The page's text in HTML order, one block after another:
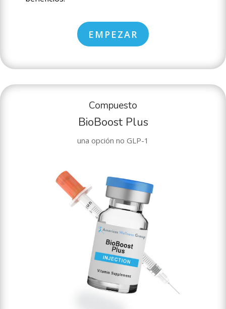
EMPEZAR
Compuesto
BioBoost Plus
una opción no GLP-1